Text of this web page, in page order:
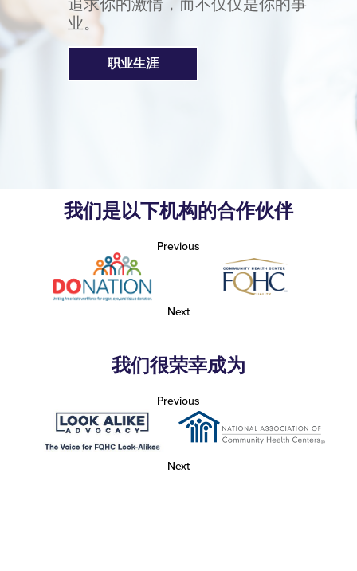
追求你的激情，而不仅仅是你的事
业。
职业生涯
我们是以下机构的合作伙伴
Previous
Next
我们很荣幸成为
Previous
Next